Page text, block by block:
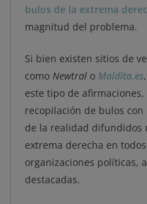
bulos de la extrema
magnitud del problema.
Si bien existen sitios de
como Newtral o Maldita.es
este tipo de
recopilación de bulos
de la realidad difundidos
extrema derecha en
organizaciones políticas,
destacadas.